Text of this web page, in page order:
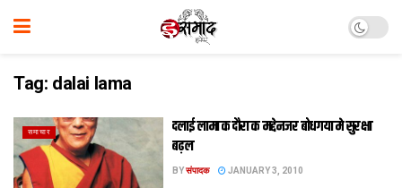
Tag: dalai lama
समाचार
दलाई लामा क दौरा क मद्देनजर बोधगया मे सुरक्षा
बढ़ल
BYसंपादक JANUARY 3, 2010